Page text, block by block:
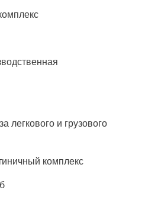
легкового и грузового
комплекс